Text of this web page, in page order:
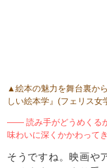
▲絵本の魅力を舞台裏か
しい絵本学』(フェリス女
―― 読み手がどうめくる
味わいに深くかかわって
そうですね。映画や